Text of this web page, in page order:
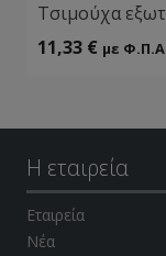
Τσιμούχα
11,33 € με
Η εταιρεία
Εταιρεία
Νέα